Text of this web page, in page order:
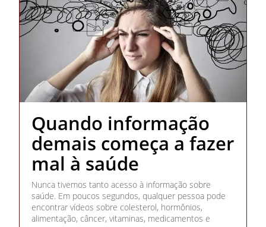
Quando informação
demais começa a fazer
mal à saúde
Nunca tivemos tanto acesso à informação sobre
saúde. Em poucos segundos, qualquer pessoa pode
encontrar vídeos sobre colesterol, hormônios,
alimentação, câncer, vitaminas, medicamentos e